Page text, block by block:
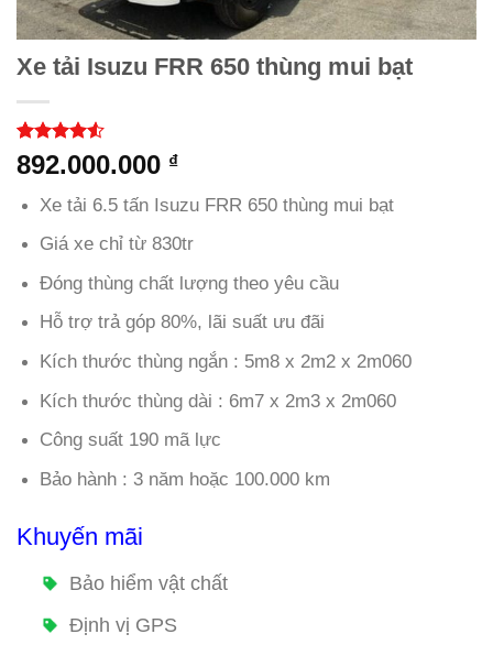
Xe tải Isuzu FRR 650 thùng mui bạt
4.53trên
5 dựa trên
40
892.000.000 ₫
Xe tải 6.5 tấn Isuzu FRR 650 thùng mui bạt
Giá xe chỉ từ 830tr
Đóng thùng chất lượng theo yêu cầu
Hỗ trợ trả góp 80%, lãi suất ưu đãi
Kích thước thùng ngắn : 5m8 x 2m2 x 2m060
Kích thước thùng dài : 6m7 x 2m3 x 2m060
Công suất 190 mã lực
Bảo hành : 3 năm hoặc 100.000 km
Khuyến mãi
Bảo hiểm vật chất
Định vị GPS